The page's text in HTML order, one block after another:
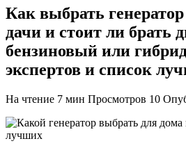
Как выбрать
дачи и стоит ли брать
бензиновый или
экспертов и список
На чтение 7 мин Просмотров 10